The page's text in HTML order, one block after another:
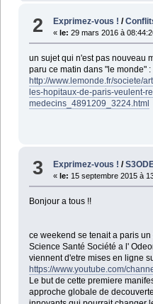
2 Exprimez-vous ! /
« le: 29 mars 2016 à
un sujet qui n'est pas nouveau
paru ce matin dans "le monde" :
http://www.lemonde.fr/societe/
les-hopitaux-de-paris-veulent-
medecins_4891209_3224.html
3 Exprimez-vous ! /
«le: 15 septembre 2015 à
Bonjour a tous !!
ce weekend se tenait a paris
Science Santé Société a l'
viennent d'etre mises en ligne
https://www.youtube.com/
Le but de cette premiere
approche globale de